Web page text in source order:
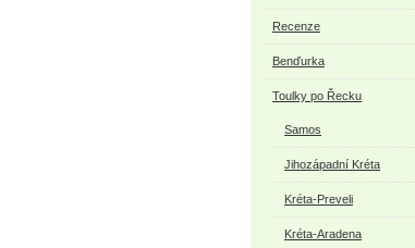
Recenze
Benďurka
Toulky po Řecku
Samos
Jihozápadní Kréta
Kréta-Preveli
Kréta-Aradena